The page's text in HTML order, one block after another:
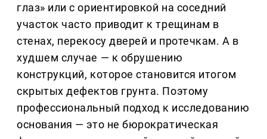
глаз» или с ориентировкой на соседний
участок часто приводит к трещинам в
стенах, перекосу дверей и протечкам. А в
худшем случае — к обрушению
конструкций, которое становится итогом
скрытых дефектов грунта. Поэтому
профессиональный подход к исследованию
основания — это не бюрократическая